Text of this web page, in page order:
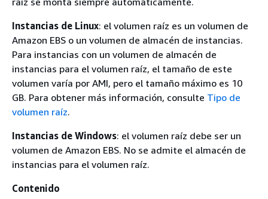
Instancias de Linux: el volumen raíz es un volumen de
Amazon EBS o un volumen de almacén de instancias.
Para instancias con un volumen de almacén de
instancias para el volumen raíz, el tamaño de este
volumen varía por AMI, pero el tamaño máximo es 10
GB. Para obtener más información, consulte Tipo de
volumen raíz.
Instancias de Windows: el volumen raíz debe ser un
volumen de Amazon EBS. No se admite el almacén de
instancias para el volumen raíz.
Contenido